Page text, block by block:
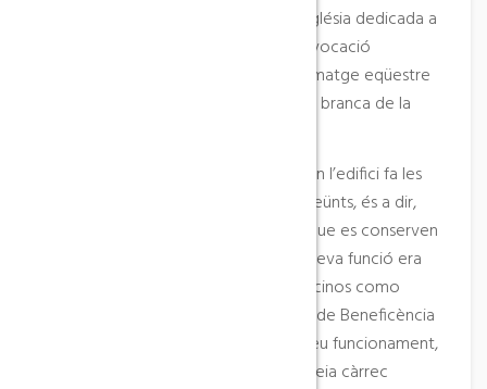
renaixentista. D’aquesta primitiva església dedicada a
Sant Jaume tan sols en queda una evocació
representada per una pintura de la imatge eqüestre
del sant, actualment propietat d’una branca de la
És a partir de finals del segle XVI quan l’edifici fa les
funcions d’hospital de pobres i transeünts, és a dir,
de beneficència. En els documents que es conserven
del segle XIX es feia constar que la seva funció era
«acoger enfermos pobres, tanto vecinos como
forasteros». Hi havia una Junta Local de Beneficència
que s’encarregava de gestionar el seu funcionament,
i en cas que hi hagués pèrdues se’n feia càrrec